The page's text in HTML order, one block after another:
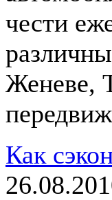
чести
Женеве,
Как